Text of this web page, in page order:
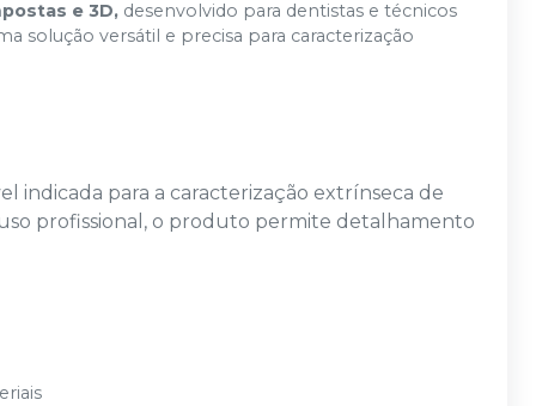
e 3D, desenvolvido para dentistas e técnicos
solução versátil e precisa para caracterização
indicada para a caracterização extrínseca de
profissional, o produto permite detalhamento